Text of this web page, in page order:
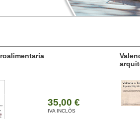
Valencia a trazos: expresión poligráfica